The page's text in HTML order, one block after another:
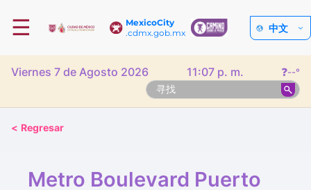
MexicoCity
.cdmx.gob.mx
☰ 中文
Viernes 7 de Agosto 2026 11:07 p. m. ❓--°
< Regresar
Metro Boulevard Puerto